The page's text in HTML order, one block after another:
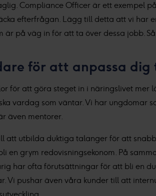
Compliance Officer är ett exempel
efterfrågan. Lägg till detta att vi har
på väg in för att ta över dessa jobb.
för att anpassa
för att göra steget in i näringslivet
vardag som väntar. Vi har ungdomar
även mentorer.
att utbilda duktiga talanger för att
en grym redovisningsekonom. På
har ofta förutsättningar för att bli en
Vi pushar även våra kunder till att